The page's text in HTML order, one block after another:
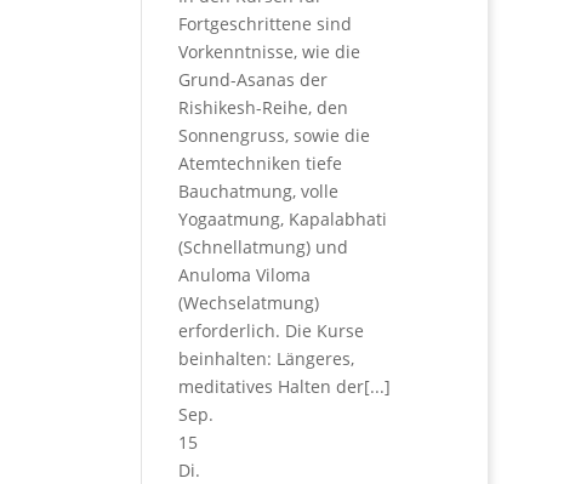
Fortgeschrittene sind
Vorkenntnisse, wie die
Grund-Asanas der
Rishikesh-Reihe, den
Sonnengruss, sowie die
Atemtechniken tiefe
Bauchatmung, volle
Yogaatmung, Kapalabhati
(Schnellatmung) und
Anuloma Viloma
(Wechselatmung)
erforderlich. Die Kurse
beinhalten: Längeres,
meditatives Halten der[...]
Sep.
15
Di.